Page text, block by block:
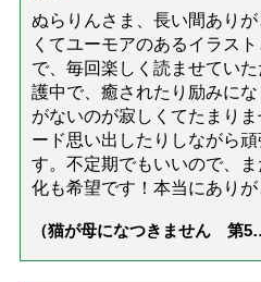
ぬらりんさま、長い間あり
くてユーモアのあるイラス
で、毎回楽しく読ませてい
護中で、癒されたり励みに
がないのが寂しくてたまり
ード思い出したりしながら
す。不定期でもいいので、
化も希望です！本当にありが
（猫が母になつきません 第